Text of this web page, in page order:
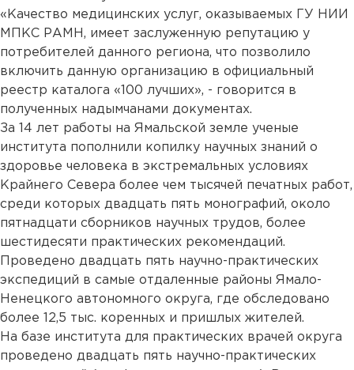
«Качество медицинских услуг, оказываемых ГУ НИИ
МПКС РАМН, имеет заслуженную репутацию у
потребителей данного региона, что позволило
включить данную организацию в официальный
реестр каталога «100 лучших», - говорится в
полученных надымчанами документах.
За 14 лет работы на Ямальской земле ученые
института пополнили копилку научных знаний о
здоровье человека в экстремальных условиях
Крайнего Севера более чем тысячей печатных работ,
среди которых двадцать пять монографий, около
пятнадцати сборников научных трудов, более
шестидесяти практических рекомендаций.
Проведено двадцать пять научно-практических
экспедиций в самые отдаленные районы Ямало-
Ненецкого автономного округа, где обследовано
более 12,5 тыс. коренных и пришлых жителей.
На базе института для практических врачей округа
проведено двадцать пять научно-практических